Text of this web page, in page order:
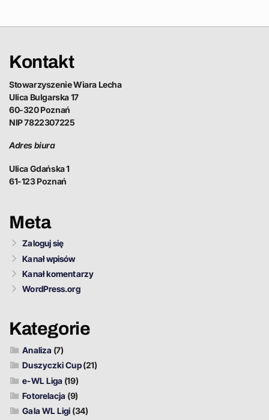
Kontakt
Stowarzyszenie Wiara Lecha
Ulica Bulgarska 17
60-320 Poznań
NIP 7822307225
Adres biura
Ulica Gdańska 1
61-123 Poznań
Meta
Zaloguj się
Kanał wpisów
Kanał komentarzy
WordPress.org
Kategorie
Analiza (7)
Duszyczki Cup(21)
e-WL Liga (19)
Fotorelacja (9)
Gala WL Ligi (34)